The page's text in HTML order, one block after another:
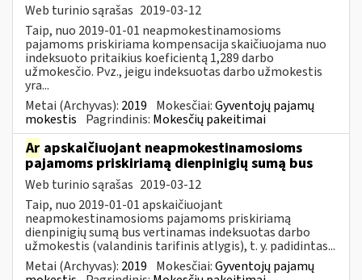
Web turinio sąrašas 2019-03-12
Taip, nuo 2019-01-01 neapmokestinamosioms
pajamoms priskiriama kompensacija skaičiuojama nuo
indeksuoto pritaikius koeficientą 1,289 darbo
užmokesčio. Pvz., jeigu indeksuotas darbo užmokestis
yra...
Metai (Archyvas): 2019 Mokesčiai:Gyventojų pajamų
mokestis Pagrindinis: Mokesčių pakeitimai
Ar apskaičiuojant neapmokestinamosioms
pajamoms priskiriamą dienpinigių sumą bus
Web turinio sąrašas 2019-03-12
Taip, nuo 2019-01-01 apskaičiuojant
neapmokestinamosioms pajamoms priskiriamą
dienpinigių sumą bus vertinamas indeksuotas darbo
užmokestis (valandinis tarifinis atlygis), t. y. padidintas...
Metai (Archyvas): 2019 Mokesčiai:Gyventojų pajamų